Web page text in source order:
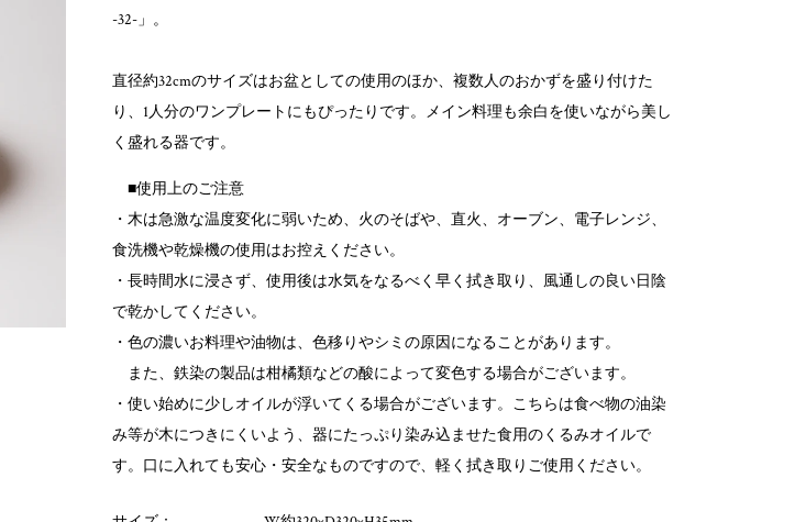
-32-」。
直径約32cmのサイズはお盆としての使用のほか、複数人のおかずを盛り付けた
り、1人分のワンプレートにもぴったりです。メイン料理も余白を使いながら美し
く盛れる器です。
■使用上のご注意
・木は急激な温度変化に弱いため、火のそばや、直火、オーブン、電子レンジ、
食洗機や乾燥機の使用はお控えください。
・長時間水に浸さず、使用後は水気をなるべく早く拭き取り、風通しの良い日陰
で乾かしてください。
・色の濃いお料理や油物は、色移りやシミの原因になることがあります。
また、鉄染の製品は柑橘類などの酸によって変色する場合がございます。
・使い始めに少しオイルが浮いてくる場合がございます。こちらは食べ物の油染
み等が木につきにくいよう、器にたっぷり染み込ませた食用のくるみオイルで
す。口に入れても安心・安全なものですので、軽く拭き取りご使用ください。